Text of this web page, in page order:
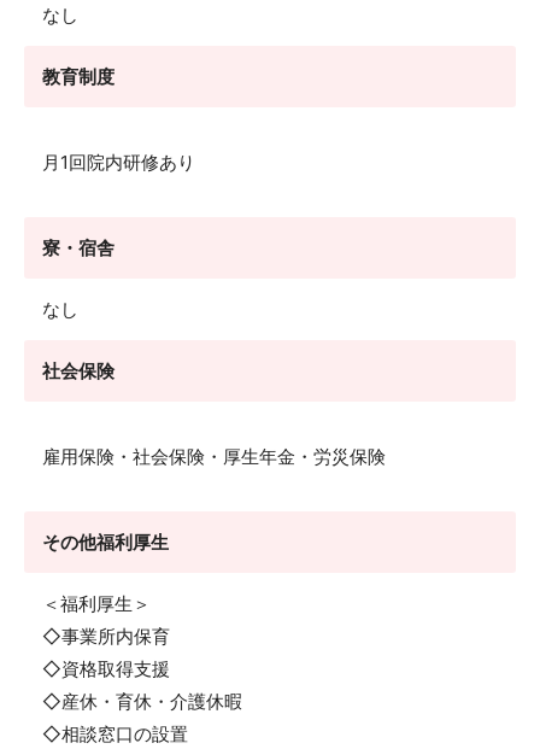
なし
教育制度
月1回院内研修あり
寮・宿舎
なし
社会保険
雇用保険・社会保険・厚生年金・労災保険
その他福利厚生
＜福利厚生＞
◇事業所内保育
◇資格取得支援
◇産休・育休・介護休暇
◇相談窓口の設置